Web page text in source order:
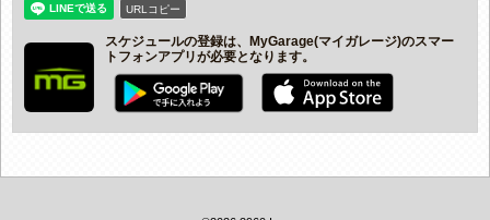
URLコピー
スケジュールの登録は、MyGarage(マイガレージ)のスマー
トフォンアプリが必要となります。